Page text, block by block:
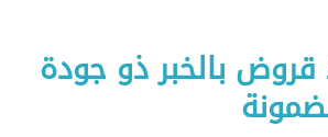
قروض بالخبر ذو جودة